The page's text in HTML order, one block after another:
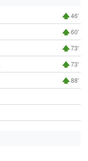
46'
60'
73'
73'
88'